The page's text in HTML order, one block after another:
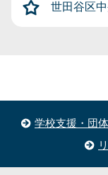
世田谷区
学校支援・団